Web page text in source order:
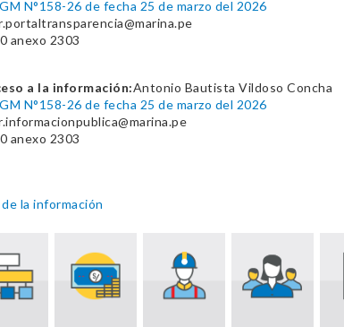
N°158-26 de fecha 25 de marzo del 2026
anexo 2303
a la información:Antonio Bautista Vildoso Concha
N°158-26 de fecha 25 de marzo del 2026
anexo 2303
la información